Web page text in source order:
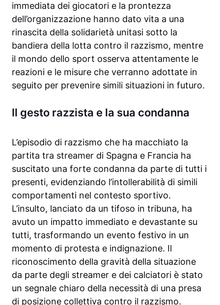
immediata dei giocatori e la prontezza
dell’organizzazione hanno dato vita a una
rinascita della solidarietà unitasi sotto la
bandiera della lotta contro il razzismo, mentre
il mondo dello sport osserva attentamente le
reazioni e le misure che verranno adottate in
seguito per prevenire simili situazioni in futuro.
Il gesto razzista e la sua condanna
L’episodio di razzismo che ha macchiato la
partita tra streamer di Spagna e Francia ha
suscitato una forte condanna da parte di tutti i
presenti, evidenziando l’intollerabilità di simili
comportamenti nel contesto sportivo.
L’insulto, lanciato da un tifoso in tribuna, ha
avuto un impatto immediato e devastante su
tutti, trasformando un evento festivo in un
momento di protesta e indignazione. Il
riconoscimento della gravità della situazione
da parte degli streamer e dei calciatori è stato
un segnale chiaro della necessità di una presa
di posizione collettiva contro il razzismo.